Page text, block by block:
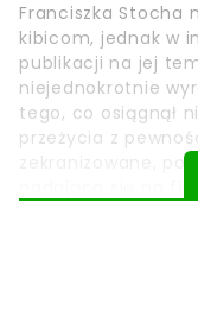
Franciszka Stocha
kibicom, jednak w
publikacji na jej
niejednokrotnie
tego, co osiągnął
przeżycia z
zekranizowane,
nadająca się na